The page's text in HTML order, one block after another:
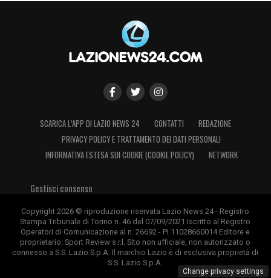
brutto lo è per entrambi, la partita bisogna
giocarla. Se pensiamo al campo, alla
tribuna… No, è da deboli. L’ho visto il campo
e può andare. Io ho fatto un anno qui vicino,
so bene cosa vuol dire. I campi brutti erano
quelli dove giocavo con l’Hajduk.
Sinceramente anche se fosse stato brutto
possiamo fare poco. Dobbiamo pensare a
IL CT DELLA BOSNIA HA DETTO CHE
PIAZZERA’ IL BUS?– «Sergej Barbarez è un
grande giocatore di poker… Lo apprezzo.
Giocava attaccante, capelli biondi, al
SCARICA L’APP DI LAZIO NEWS 24 CONTATTI
REDAZIONE
PRIVACY POLICY E TRATTAMENTO DEI DATI PERSONALI
INFORMATIVA ESTESA SUI COOKIE (COOKIE POLICY)
NETWORK
Gestisci consenso
Copyright 2026 © riproduzione riservata Lazio News 24 - Registro
Stampa Tribunale di Torino n. 46 del 07/09/2021 Iscritto al Registro
Operatori di Comunicazione al n. 26692 - PI 11028660014 Editore e
proprietario: Sport Review s.r.l. Sito non ufficiale, non autorizzato o
connesso a S.S. Lazio S.p.A. Il marchio Lazio è di esclusiva proprietà di
S.S. Lazio S.p.A.
Change privacy settings